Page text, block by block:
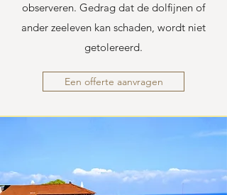
observeren. Gedrag dat de dolfijnen of
ander zeeleven kan schaden, wordt niet
getolereerd.
Een offerte aanvragen